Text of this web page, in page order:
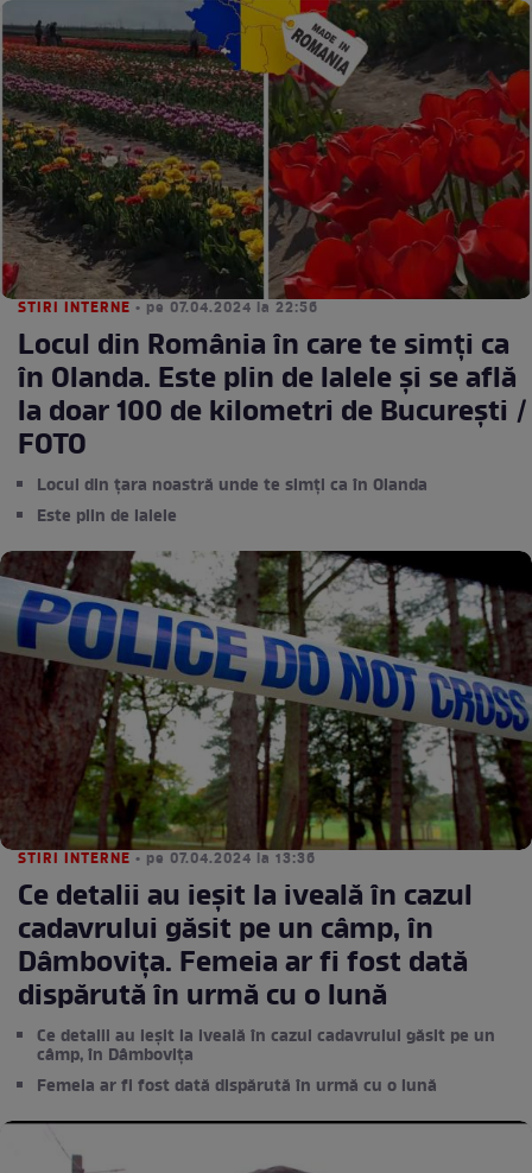
STIRI INTERNE • pe 07.04.2024 la 22:56
Locul din România în care te simți ca
în Olanda. Este plin de lalele și se află
la doar 100 de kilometri de București /
FOTO
Locul din țara noastră unde te simți ca în Olanda
Este plin de lalele
STIRI INTERNE • pe 07.04.2024 la 13:36
Ce detalii au ieșit la iveală în cazul
cadavrului găsit pe un câmp, în
Dâmbovița. Femeia ar fi fost dată
dispărută în urmă cu o lună
Ce detalii au ieșit la iveală în cazul cadavrului găsit pe un
câmp, în Dâmbovița
Femeia ar fi fost dată dispărută în urmă cu o lună